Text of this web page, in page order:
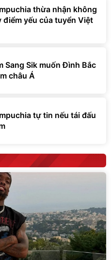
thừa nhận không
điểm yếu của tuyển Việt
Sang Sik muốn Đình Bắc
châu Á
tự tin nếu tái đấu